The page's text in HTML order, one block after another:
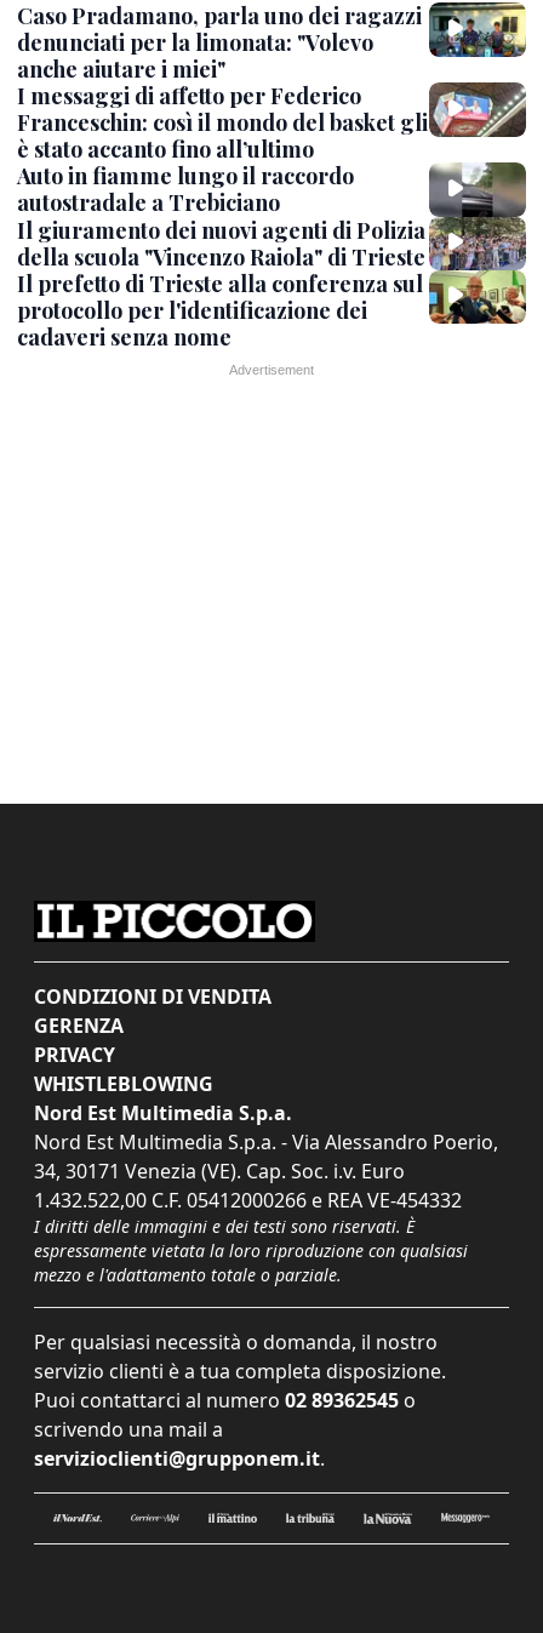
Caso Pradamano, parla uno dei ragazzi
denunciati per la limonata: "Volevo
anche aiutare i miei"
I messaggi di affetto per Federico
Franceschin: così il mondo del basket gli
è stato accanto fino all’ultimo
Auto in fiamme lungo il raccordo
autostradale a Trebiciano
Il giuramento dei nuovi agenti di Polizia
della scuola "Vincenzo Raiola" di Trieste
Il prefetto di Trieste alla conferenza sul
protocollo per l'identificazione dei
cadaveri senza nome
CONDIZIONI DI VENDITA
GERENZA
PRIVACY
WHISTLEBLOWING
Nord Est Multimedia S.p.a.
Nord Est Multimedia S.p.a. - Via Alessandro Poerio,
34, 30171 Venezia (VE). Cap. Soc. i.v. Euro
1.432.522,00 C.F. 05412000266 e REA VE-454332
I diritti delle immagini e dei testi sono riservati. È
espressamente vietata la loro riproduzione con qualsiasi
mezzo e l'adattamento totale o parziale.
Per qualsiasi necessità o domanda, il nostro
servizio clienti è a tua completa disposizione.
Puoi contattarci al numero 02 89362545 o
scrivendo una mail a
servizioclienti@grupponem.it.